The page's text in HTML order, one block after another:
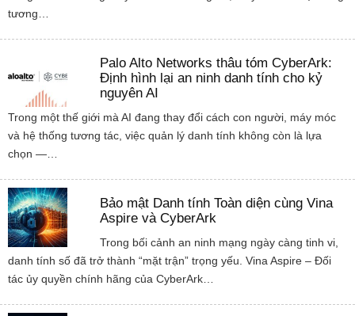
tương…
Palo Alto Networks thâu tóm CyberArk:
Định hình lại an ninh danh tính cho kỷ
nguyên AI
Trong một thế giới mà AI đang thay đổi cách con người, máy móc
và hệ thống tương tác, việc quản lý danh tính không còn là lựa
chọn —…
Bảo mật Danh tính Toàn diện cùng Vina
Aspire và CyberArk
Trong bối cảnh an ninh mạng ngày càng tinh vi,
danh tính số đã trở thành “mặt trận” trọng yếu. Vina Aspire – Đối
tác ủy quyền chính hãng của CyberArk…